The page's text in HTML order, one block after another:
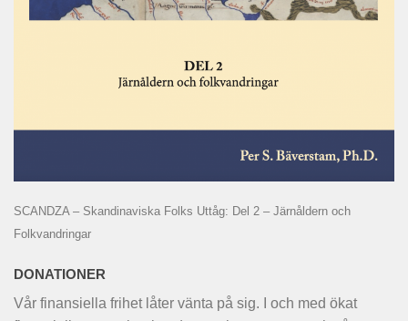
SCANDZA – Skandinaviska Folks Uttåg: Del 2 – Järnåldern och
Folkvandringar
DONATIONER
Vår finansiella frihet låter vänta på sig. I och med ökat